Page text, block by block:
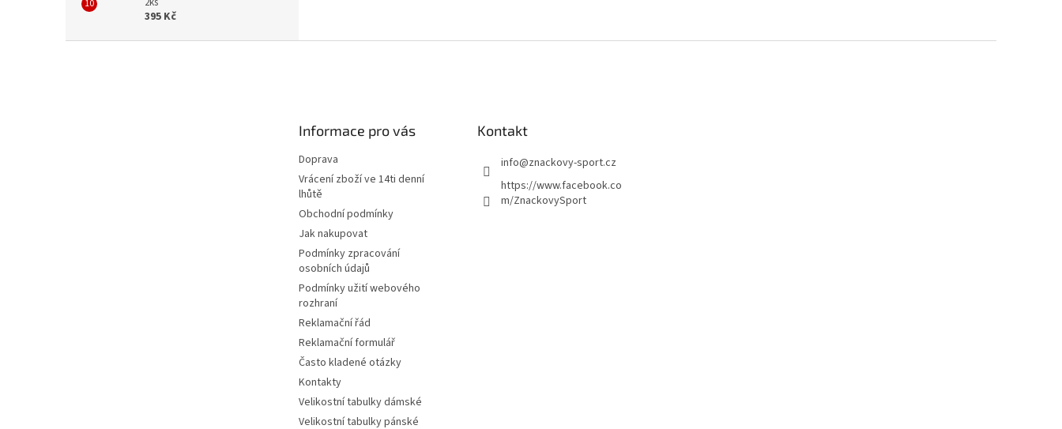
395 Kč
Informace pro vás
Doprava
Vrácení zboží ve 14ti denní
lhůtě
Obchodní podmínky
Jak nakupovat
Podmínky zpracování
osobních údajů
Podmínky užití webového
rozhraní
Reklamační řád
Reklamační formulář
Často kladené otázky
Kontakty
Velikostní tabulky dámské
Velikostní tabulky pánské
Kontakt
info@znackovy-sport.cz
https://www.facebook.co
m/ZnackovySport